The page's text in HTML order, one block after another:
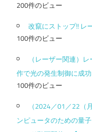
200件のビュー
改竄にストップ!! レ
100件のビュー
（レーザー関連）
作で光の発生制御に成功
100件のビュー
（2024／01／22（
ンピュータのための量